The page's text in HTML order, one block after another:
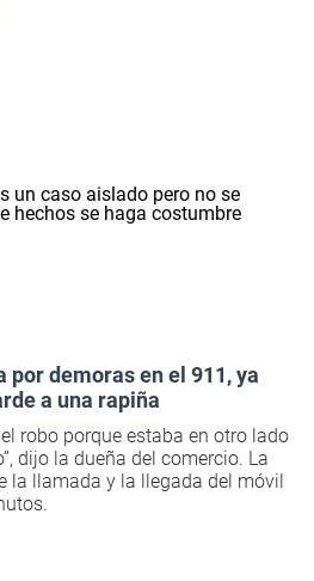
demoras en el 911, ya
a una rapiña
robo porque estaba en otro lado
dijo la dueña del comercio. La
la llamada y la llegada del móvil